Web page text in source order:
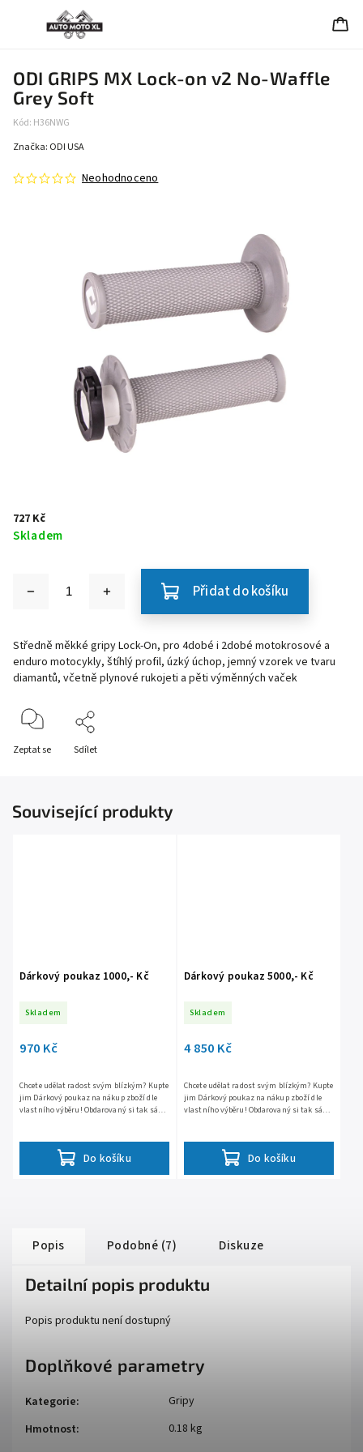
ODI GRIPS MX Lock-on v2 No-Waffle
Grey Soft
Kód: H36NWG
Neohodnoceno
Značka: ODI USA
727 Kč
Skladem
Přidat do košíku
Středně měkké gripy Lock-On, pro 4dobé i 2dobé motokrosové a
enduro motocykly, štíhlý profil, úzký úchop, jemný vzorek ve tvaru
diamantů, včetně plynové rukojeti a pěti výměnných vaček
Zeptat se Sdílet
Související produkty
Dárkový poukaz 1000,- Kč
Skladem
970 Kč
Do košíku
Chcete udělat radost svým blízkým? Kupte
jim Dárkový poukaz na nákup zboží dle
vlastního výběru! Obdarovaný si tak sám
Dárkový poukaz 5000,- Kč
Skladem
4 850 Kč
Do košíku
Chcete udělat radost svým blízkým? Kupte
jim Dárkový poukaz na nákup zboží dle
vlastního výběru! Obdarovaný si tak sám
Popis Podobné (7) Diskuze
Detailní popis produktu
Popis produktu není dostupný
Doplňkové parametry
Kategorie:
Gripy
Hmotnost:
0.18 kg